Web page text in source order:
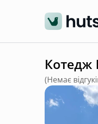
Котедж
(Немає